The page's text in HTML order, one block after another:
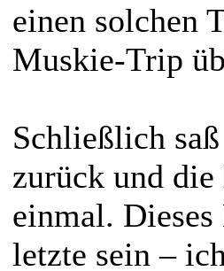
einen solchen
Muskie-Trip
Schließlich
zurück und
einmal.
letzte sein –